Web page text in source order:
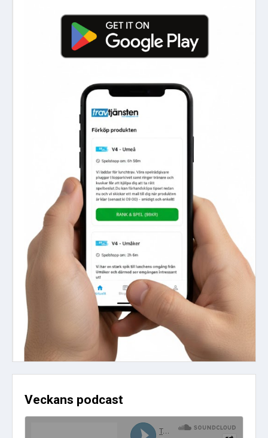
Veckans podcast